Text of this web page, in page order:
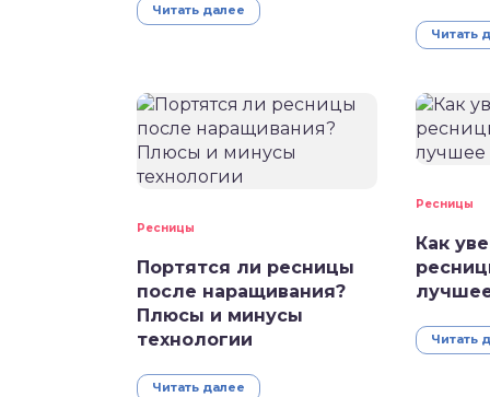
Читать далее
Читать
Ресницы
Портятся ли ресницы
после наращивания?
Плюсы и минусы
технологии
Читать далее
Ресницы
Как
Читать